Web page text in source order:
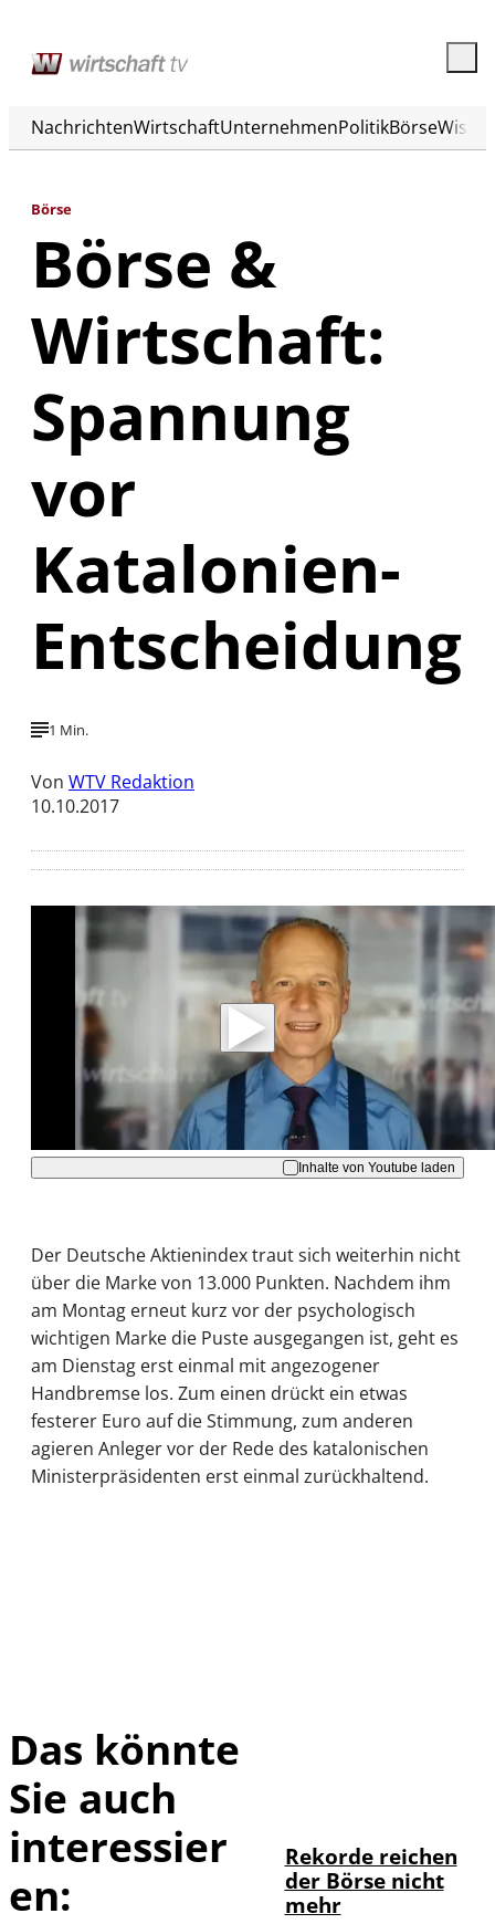
NachrichtenWirtschaftUnternehmenPolitikBörse
Börse
Börse &
Wirtschaft:
Spannung
vor
Katalonien-
Entscheidung
1 Min.
Von WTV Redaktion
10.10.2017
Mit der Wiedergabe dieses Videos werden
Daten an Youtube übertragen.
Hinweise dazu erhalten Sie in derDatenschutzerklärung
Akzeptieren
Inhalte von Youtube laden
Der Deutsche Aktienindex traut sich weiterhin nicht
über die Marke von 13.000 Punkten. Nachdem ihm
am Montag erneut kurz vor der psychologisch
wichtigen Marke die Puste ausgegangen ist, geht es
am Dienstag erst einmal mit angezogener
Handbremse los. Zum einen drückt ein etwas
festerer Euro auf die Stimmung, zum anderen
agieren Anleger vor der Rede des katalonischen
Ministerpräsidenten erst einmal zurückhaltend.
Das könnte
Sie auch
interessier
en:
Rekorde reichen
der Börse nicht
mehr